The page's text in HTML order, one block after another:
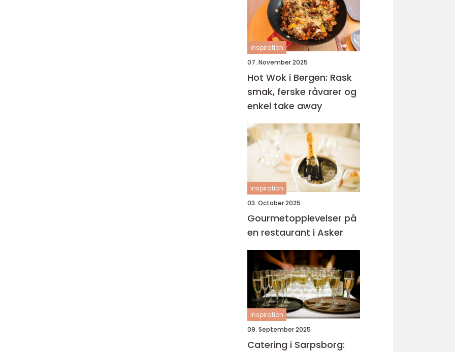
inspiration
07. November 2025
Hot Wok i Bergen: Rask
smak, ferske råvarer og
enkel take away
inspiration
03. October 2025
Gourmetopplevelser på
en restaurant i Asker
inspiration
09. September 2025
Catering i Sarpsborg: